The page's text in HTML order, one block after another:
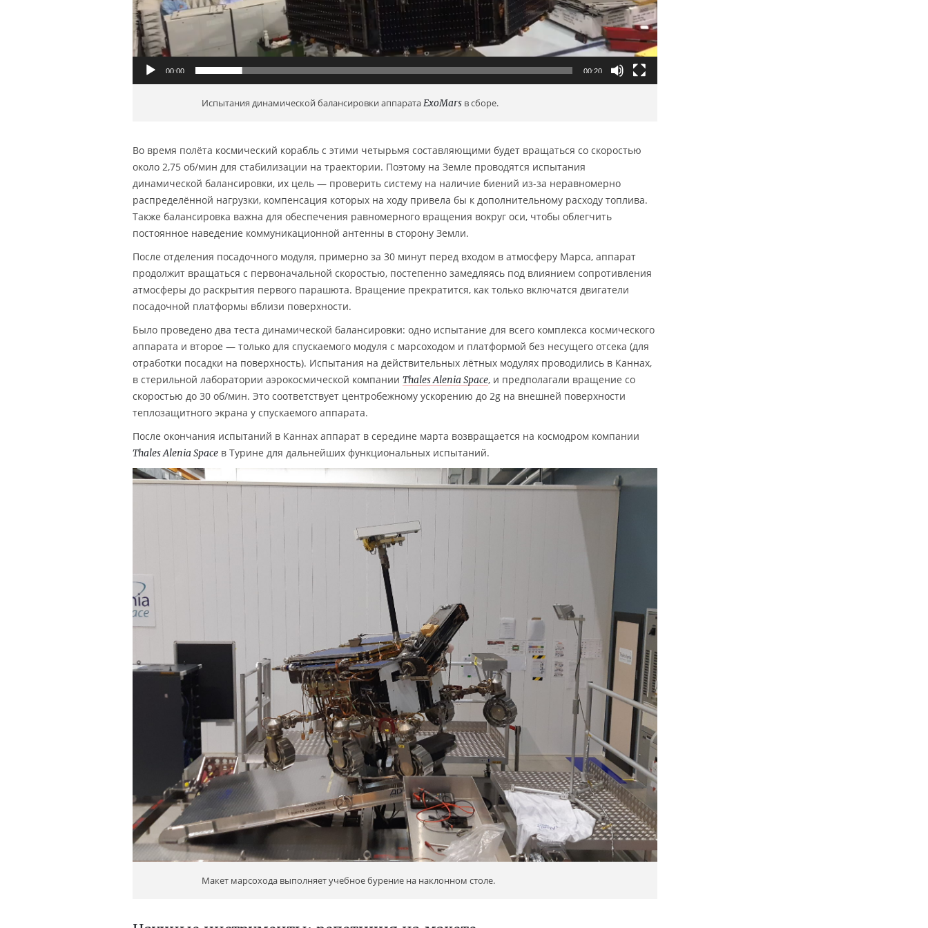
00:00 00:20
Испытания динамической балансировки аппаратаExoMars в сборе.
Во время полёта космический корабль с этими четырьмя составляющими будет вращаться со скоростью
около 2,75 об/мин для стабилизации на траектории. Поэтому на Земле проводятся испытания
динамической балансировки, их цель — проверить систему на наличие биений из-за неравномерно
распределённой нагрузки, компенсация которых на ходу привела бы к дополнительному расходу топлива.
Также балансировка важна для обеспечения равномерного вращения вокруг оси, чтобы облегчить
постоянное наведение коммуникационной антенны в сторону Земли.
После отделения посадочного модуля, примерно за 30 минут перед входом в атмосферу Марса, аппарат
продолжит вращаться с первоначальной скоростью, постепенно замедляясь под влиянием сопротивления
атмосферы до раскрытия первого парашюта. Вращение прекратится, как только включатся двигатели
посадочной платформы вблизи поверхности.
Было проведено два теста динамической балансировки: одно испытание для всего комплекса космического
аппарата и второе — только для спускаемого модуля с марсоходом и платформой без несущего отсека (для
отработки посадки на поверхность). Испытания на действительных лётных модулях проводились в Каннах,
в стерильной лаборатории аэрокосмической компании Thales Alenia Space, и предполагали вращение со
скоростью до 30 об/мин. Это соответствует центробежному ускорению до 2g на внешней поверхности
теплозащитного экрана у спускаемого аппарата.
После окончания испытаний в Каннах аппарат в середине марта возвращается на космодром компании
Thales Alenia Space в Турине для дальнейших функциональных испытаний.
Макет марсохода выполняет учебное бурение на наклонном столе.